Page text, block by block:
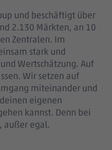
und beschäftigt über
2.130 Märkten, an 10
Zentralen. Im
stark und
Wertschätzung. Auf
Wir setzen auf
miteinander und
eigenen
kannst. Denn bei
außer egal.